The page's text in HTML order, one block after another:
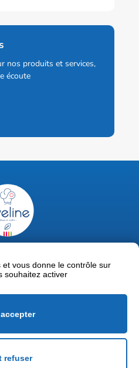
nos produits et services,
écoute
47 63 18 92
légales
vous donne le contrôle sur
souhaitez activer
refuser